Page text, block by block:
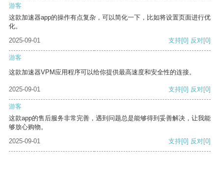
游客
这款加速器app的操作有点复杂，可以简化一下，比如将设置页面进行优
化。
2025-09-01
支持[0] 反对[0]
游客
这款加速器VPM应用程序可以给你提供最高速度和安全性的连接。
2025-09-01 支持[0] 反对[0]
游客
这款app的售后服务非常完善，遇到问题总是能够得到妥善解决，让我能
够放心购物。
2025-09-01
支持[0] 反对[0]